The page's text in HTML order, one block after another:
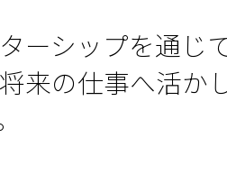
ーシップを通じ
来の仕事へ活か